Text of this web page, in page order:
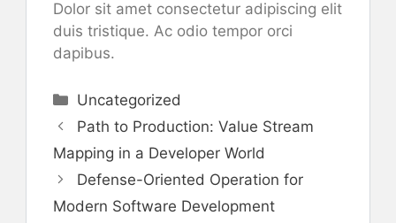
Dolor sit amet consectetur adipiscing elit
duis tristique. Ac odio tempor orci
dapibus.
Categories
Uncategorized
Path to Production: Value Stream
Mapping in a Developer World
Defense-Oriented Operation for
Modern Software Development